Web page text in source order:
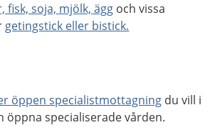
fisk, soja, mjölk, ägg och vissa
getingstick eller bistick.
öppen specialistmottagning du vill i
öppna specialiserade vården.